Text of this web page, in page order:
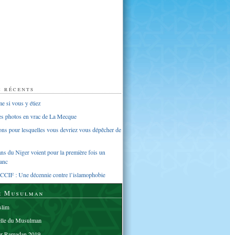
si vous y étiez
photos en vrac de La Mecque
pour lesquelles vous devriez vous dépêcher de
du Niger voient pour la première fois un
: Une décennie contre l’islamophobie
Musulman
du Musulman